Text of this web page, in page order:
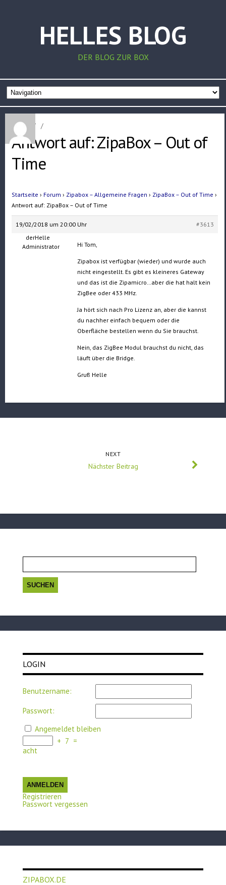
HELLES BLOG
DER BLOG ZUR BOX
Home / /
Antwort auf: ZipaBox – Out of
Time
Startseite › Forum › Zipabox – Allgemeine Fragen › ZipaBox – Out of Time ›
Antwort auf: ZipaBox – Out of Time
19/02/2018 um 20:00 Uhr
#3613
derHelle
Administrator
Hi Tom,
Zipabox ist verfügbar (wieder) und wurde auch
nicht eingestellt. Es gibt es kleineres Gateway
und das ist die Zipamicro…aber die hat halt kein
ZigBee oder 433 MHz.
Ja hört sich nach Pro Lizenz an, aber die kannst
du nachher einfach bequem oder die
Oberfläche bestellen wenn du Sie brauchst.
Nein, das ZigBee Modul brauchst du nicht, das
läuft über die Bridge.
Gruß Helle
NEXT
Nächster Beitrag
LOGIN
Benutzername:
Passwort:
Angemeldet bleiben
+ 7 =
acht
ANMELDEN
Registrieren
Passwort vergessen
ZIPABOX.DE